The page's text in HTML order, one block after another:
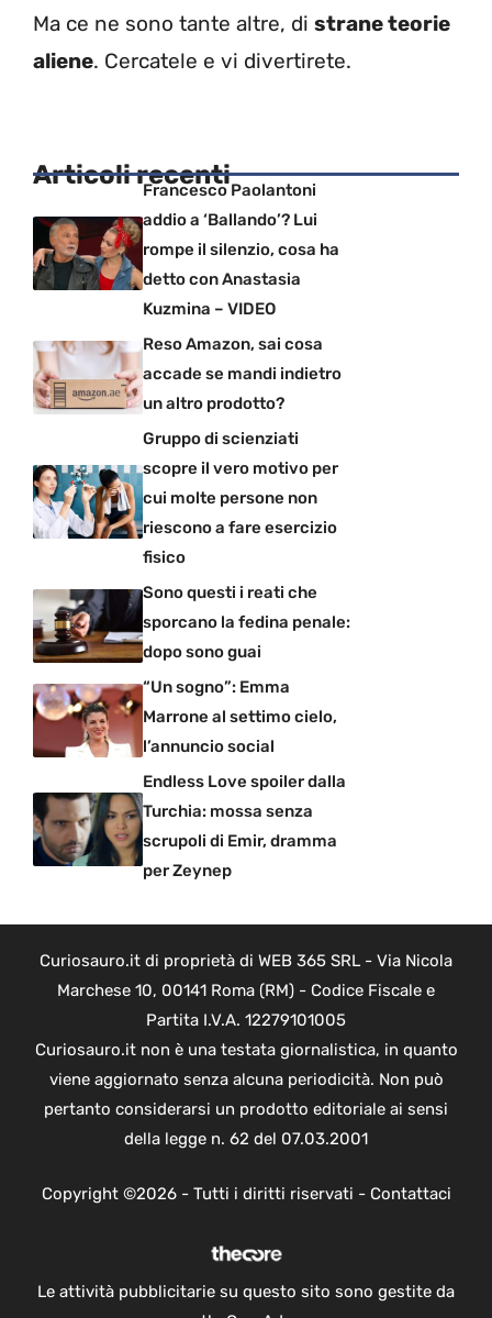
Ma ce ne sono tante altre, di strane teorie
aliene. Cercatele e vi divertirete.
Articoli recentiFrancesco Paolantoni
addio a ‘Ballando’? Lui
rompe il silenzio, cosa ha
detto con Anastasia
Kuzmina – VIDEO
Reso Amazon, sai cosa
accade se mandi indietro
un altro prodotto?
Gruppo di scienziati
scopre il vero motivo per
cui molte persone non
riescono a fare esercizio
fisico
Sono questi i reati che
sporcano la fedina penale:
dopo sono guai
“Un sogno”: Emma
Marrone al settimo cielo,
l’annuncio social
Endless Love spoiler dalla
Turchia: mossa senza
scrupoli di Emir, dramma
per Zeynep
Curiosauro.it di proprietà di WEB 365 SRL - Via Nicola
Marchese 10, 00141 Roma (RM) - Codice Fiscale e
Partita I.V.A. 12279101005
Curiosauro.it non è una testata giornalistica, in quanto
viene aggiornato senza alcuna periodicità. Non può
pertanto considerarsi un prodotto editoriale ai sensi
della legge n. 62 del 07.03.2001
Copyright ©2026 - Tutti i diritti riservati - Contattaci
Le attività pubblicitarie su questo sito sono gestite da